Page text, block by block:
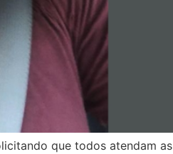
que todos atendam as